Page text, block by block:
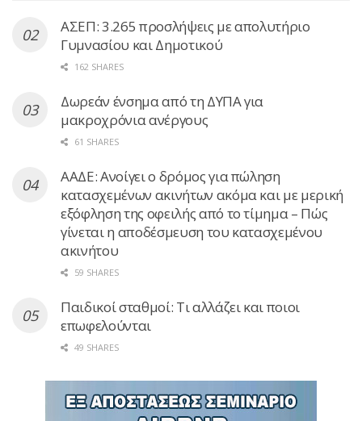
ΑΣΕΠ: 3.265 προσλήψεις με απολυτήριο
Γυμνασίου και Δημοτικού
162 SHARES
Δωρεάν ένσημα από τη ΔΥΠΑ για
μακροχρόνια ανέργους
61 SHARES
ΑΑΔΕ: Ανοίγει ο δρόμος για πώληση
κατασχεμένων ακινήτων ακόμα και με μερική
εξόφληση της οφειλής από το τίμημα – Πώς
γίνεται η αποδέσμευση του κατασχεμένου
ακινήτου
59 SHARES
Παιδικοί σταθμοί: Τι αλλάζει και ποιοι
επωφελούνται
49 SHARES